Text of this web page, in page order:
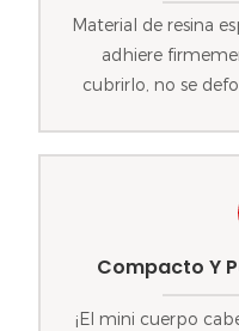
Material de resina
adhiere
cubrirlo, no se
Compacto Y
¡El mini cuerpo